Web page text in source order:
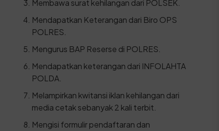
Membawa surat kehilangan dari POLSEK.
Mendapatkan Keterangan dari Biro OPS
POLRES.
Mengurus BAP Reserse di POLRES.
Mendapatkan keterangan dari INFOLAHTA
POLDA.
Melampirkan kwitansi iklan kehilangan dari
media cetak sebanyak 2 kali terbit.
Mengisi formulir pendaftaran dan